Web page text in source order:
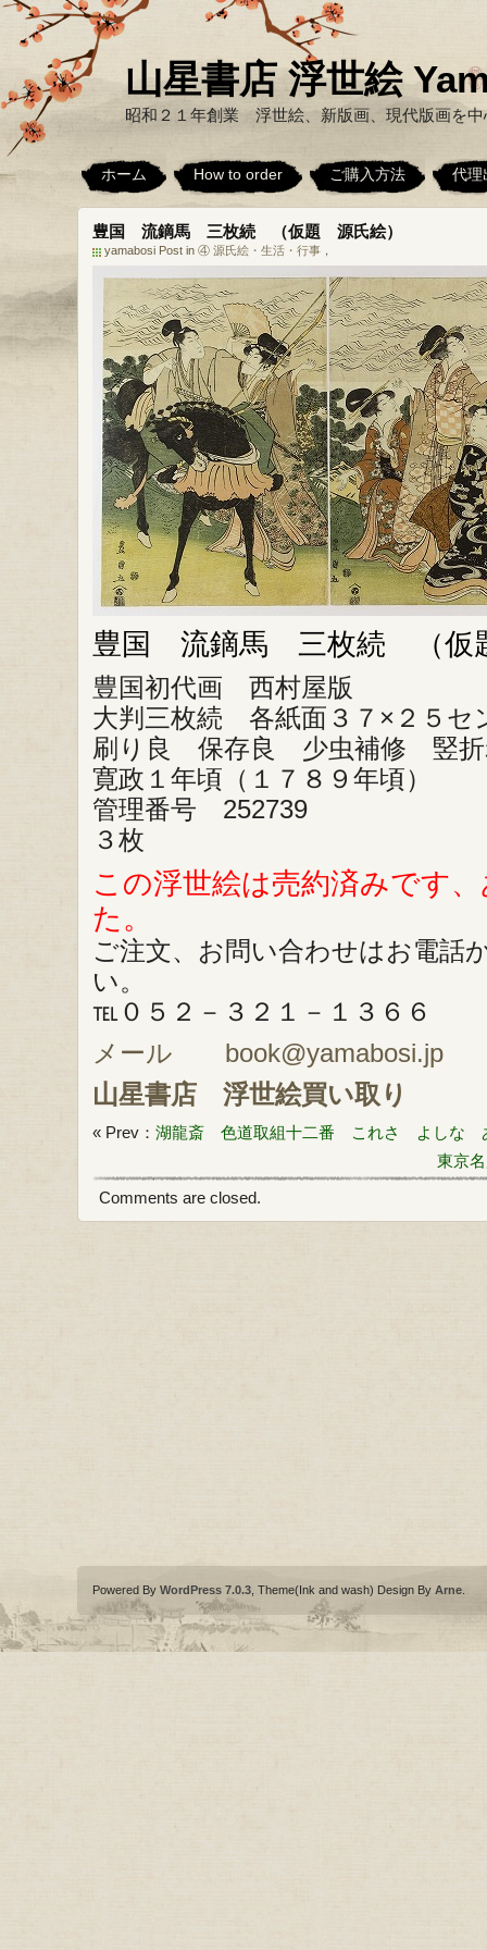
山星書店 浮世絵
昭和２１年創業 浮世絵、新版画、現代版画を
ホーム How to order ご購入方法 代理
豊国 流鏑馬 三枚続 （仮題 源氏絵）
yamabosi Post in ④ 源氏絵・生活・行事 ，
豊国 流鏑馬 三枚続 （仮
豊国初代画 西村屋版
大判三枚続 各紙面３７×２５セ
刷り良 保存良 少虫補修 竪
寛政１年頃（１７８９年頃）
管理番号 252739
３枚
この浮世絵は売約済みです
た。
ご注文、お問い合わせはお電話
い。
℡０５２－３２１－１３６６
メール book@yamabosi.jp
山星書店
浮世絵買い取り
« Prev： 湖龍斎 色道取組十二番 これさ よしな
東京
Comments are closed.
Powered By WordPress 7.0.3 , Theme(Ink and wash) Design By Arne